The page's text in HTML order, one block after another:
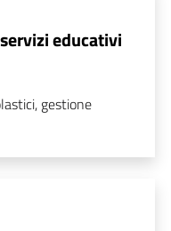
educativi
gestione